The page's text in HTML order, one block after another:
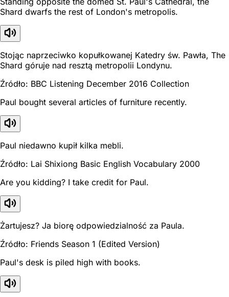
Shard dwarfs the rest of London's metropolis.
Stojąc naprzeciwko kopułkowanej Katedry św. Pawła, The
Shard góruje nad resztą metropolii Londynu.
Źródło: BBC Listening December 2016 Collection
Paul bought several articles of furniture recently.
Paul niedawno kupił kilka mebli.
Źródło: Lai Shixiong Basic English Vocabulary 2000
Are you kidding? I take credit for Paul.
Żartujesz? Ja biorę odpowiedzialność za Paula.
Źródło: Friends Season 1 (Edited Version)
Paul's desk is piled high with books.